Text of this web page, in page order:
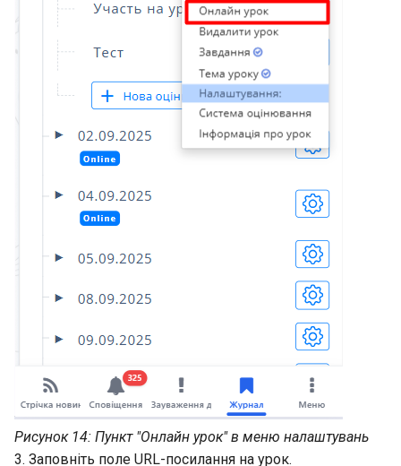
Рисунок 14: Пункт "Онлайн урок" в меню налаштувань
3. Заповніть поле URL-посилання на урок.